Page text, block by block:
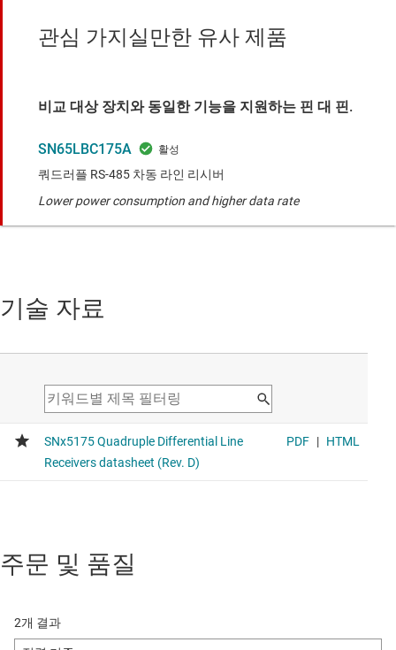
관심 가지실만한 유사 제품
비교 대상 장치와 동일한 기능을 지원하는 핀 대 핀.
SN65LBC175A
쿼드러플 RS-485 차동 라인 리시버
Lower power consumption and higher data rate
기술 자료
주문 및 품질